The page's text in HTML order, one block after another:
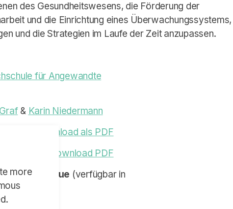
des Gesundheitswesens, die Förderung der
und die Einrichtung eines Überwachungssystems,
und die Strategien im Laufe der Zeit anzupassen.
für Angewandte
& Karin Niedermann
Download als PDF
Englisch):
Download PDF
Dialogue (verfügbar in
more